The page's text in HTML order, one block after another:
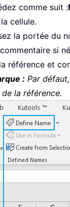
comme suit :
cellule.
la portée du
si
référence et
: Par
la référence.